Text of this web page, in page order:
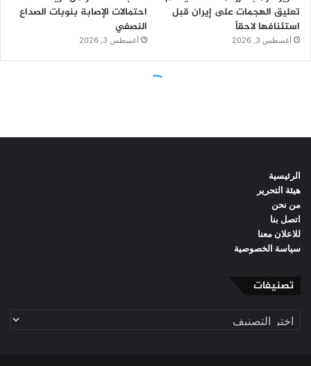
الرئيسية
هيئة التحرير
من نحن
اتصل بنا
للاعلان معنا
سياسة الخصوصية
تصنيفات
تصنيفات